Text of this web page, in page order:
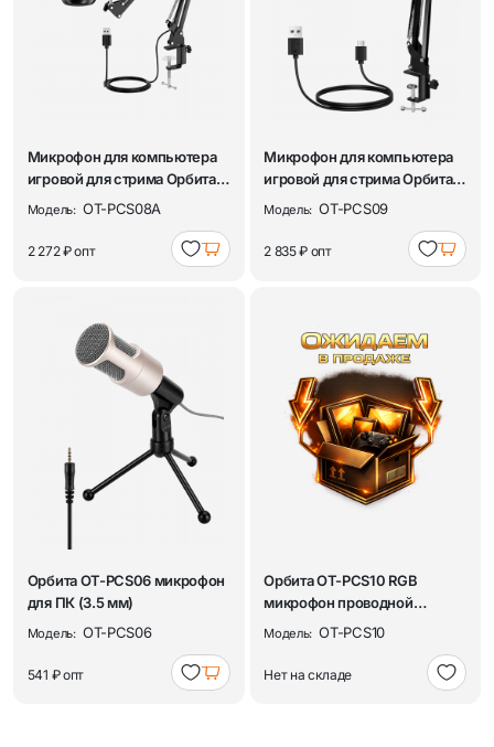
Микрофон для компьютера
игровой для стрима Орбита
OT-PCS08A
Модель: OT-PCS08A
2 272 ₽опт
Микрофон для компьютера
игровой для стрима Орбита
OT-PCS09
Модель: OT-PCS09
2 835 ₽ опт
Орбита OT-PCS06 микрофон
для ПК (3.5 мм)
Модель: OT-PCS06
541 ₽опт
Орбита OT-PCS10 RGB
микрофон проводной
конденсаторный на сто...
Модель: OT-PCS10
Нет на складе